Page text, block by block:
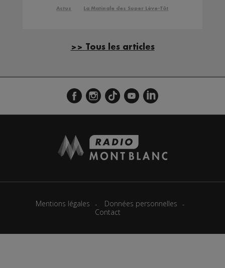
Actus La Matinale des Super Lève-Tôt
>> Tous les articles
Mentions légales
Données personnelles
Contact